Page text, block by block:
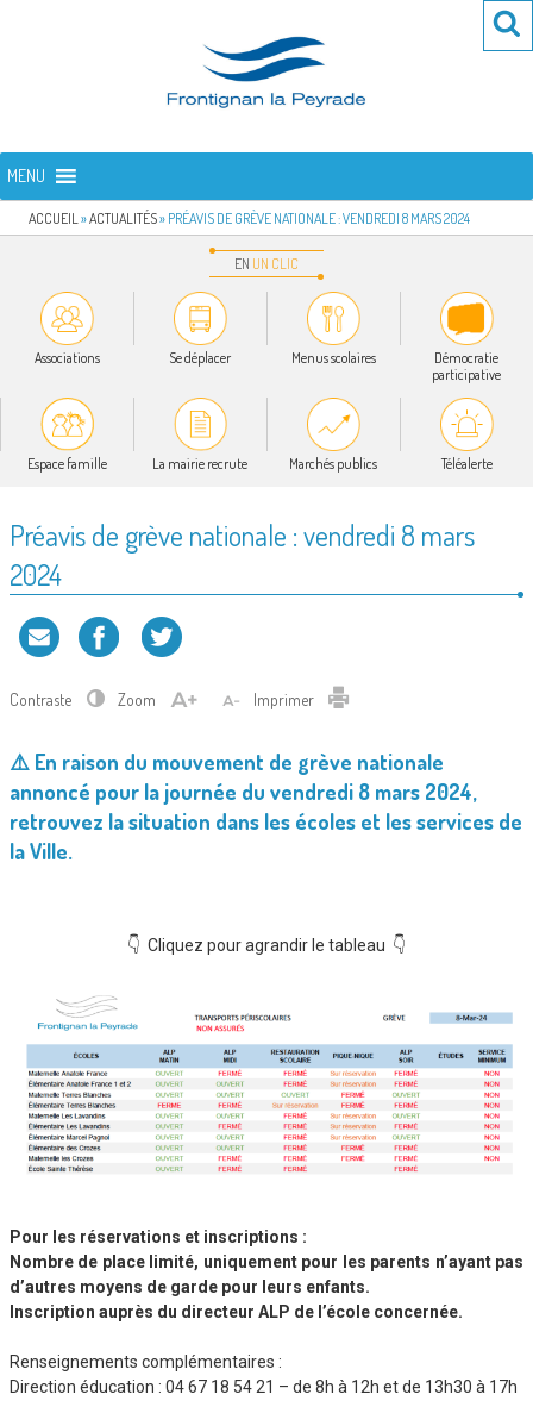
FRONTIGNAN LA PEYRADE
MENU
ACCUEIL »ACTUALITÉS» PRÉAVIS DE GRÈVE NATIONALE : VENDREDI 8 MARS 2024
EN UN CLIC
Associations Se déplacer Menus scolaires
Démocratie
participative
Espace famille La mairie recrute Marchés publics Téléalerte
Préavis de grève nationale : vendredi 8 mars
2024
Contraste Zoom Imprimer
⚠️ En raison du mouvement de grève nationale
annoncé pour la journée du vendredi 8 mars 2024,
retrouvez la situation dans les écoles et les services de
la Ville.
👇 Cliquez pour agrandir le tableau 👇
Pour les réservations et inscriptions :
Nombre de place limité, uniquement pour les parents n’ayant pas
d’autres moyens de garde pour leurs enfants.
Inscription auprès du directeur ALP de l’école concernée.
Renseignements complémentaires :
Direction éducation : 04 67 18 54 21 – de 8h à 12h et de 13h30 à 17h